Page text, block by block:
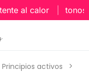
al calor tonos
activos